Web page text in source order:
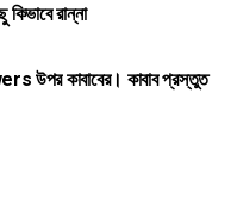
রান্না
উপর কাবাবের। কাবাব প্রস্তুত